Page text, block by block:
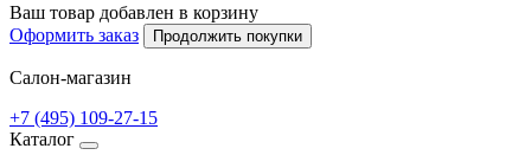
Ваш товар добавлен в корзину
Оформить заказ
Продолжить покупки
Салон-магазин
+7 (495) 109-27-15
Каталог